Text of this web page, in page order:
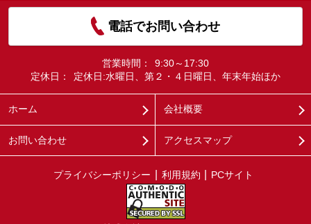
電話でお問い合わせ
営業時間：
9:30～17:30
定休日：
定休日:水曜日、第２・４日曜日、年末年始ほか
ホーム 会社概要
お問い合わせ アクセスマップ
プライバシーポリシー 利用規約 PCサイト